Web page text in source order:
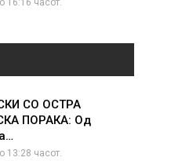
16:16 часот.
СО ОСТРА
ПОРАКА: Од
13:28 часот.